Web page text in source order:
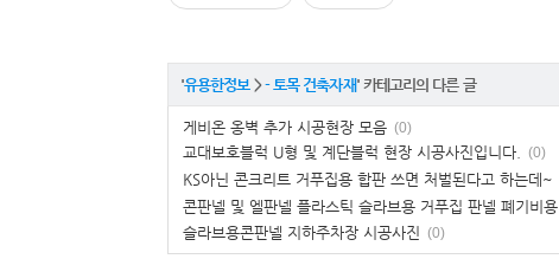
'유용한정보 >- 토목 건축자재' 카테고리의 다른 글
게비온 옹벽 추가 시공현장 모음 (0)
교대보호블럭 U형 및 계단블럭 현장 시공사진입니다. (0)
KS아닌 콘크리트 거푸집용 합판 쓰면 처벌된다고 하는데~
콘판넬 및 엘판넬 플라스틱 슬라브용 거푸집 판넬 폐기비용
슬라브용콘판넬 지하주차장 시공사진 (0)